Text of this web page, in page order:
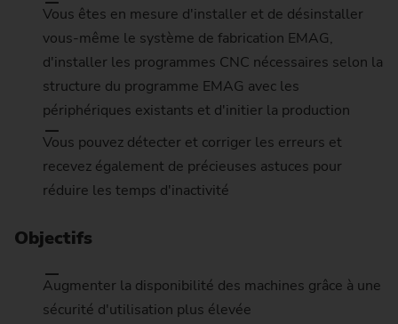
Vous êtes en mesure d'installer et de désinstaller
vous-même le système de fabrication EMAG,
d'installer les programmes CNC nécessaires selon la
structure du programme EMAG avec les
périphériques existants et d'initier la production
Vous pouvez détecter et corriger les erreurs et
recevez également de précieuses astuces pour
réduire les temps d'inactivité
Objectifs
Augmenter la disponibilité des machines grâce à une
sécurité d'utilisation plus élevée